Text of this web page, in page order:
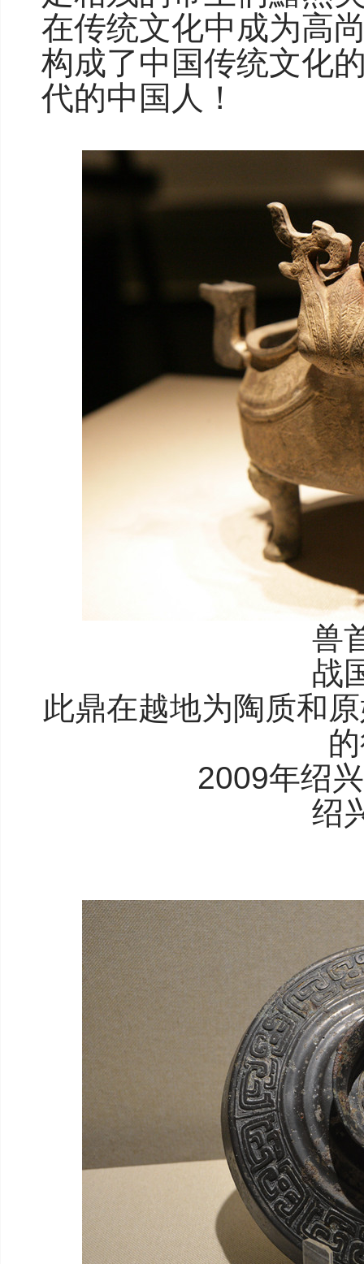
在传统文化中成为高
构成了中国传统文化
代的中国人！
兽
战
此鼎在越地为陶质和
2009年绍
绍